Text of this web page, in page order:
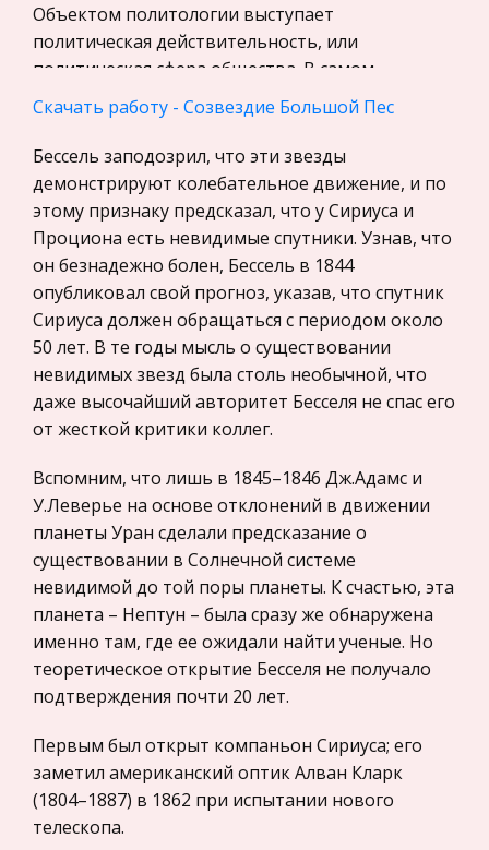
Культурология
Экологическое право
Физкультура и Спорт, Здоровье
История отечественного государства и
права
Микроэкономика, экономика предприятия,
предпринимательство
Нероссийское законодательство
Международные экономические и валютно-
кредитные отношения
Политология, Политистория
Биржевое дело
Медицина
Пищевые продукты
Конституционное (государственное) право
зарубежных стран
Государственное регулирование, Таможня,
Налоги
Транспорт
Жилищное право
Гражданское право
Гражданское процессуальное право
Объектом политологии выступает
политическая действительность, или
политическая сфера общества. В самом
широком смысле слова политическая сфера есть
область общественных отношений, связанная с
взаимоде
Формирование культурологии как
дисциплинарной науки о культуре
Культурология должна сориентировать
слушателя, помочь ему войти в интересный и
сложный мир культуры, так сказать,
предоставить ему «ключи» и «путеводитель»
для путешествия в этом мире. Однако недоста
Австралия и Океания
занимающее ма терик Австралия, остров
Тасмания и множество мелких островов. Это
федеральное государство в составе
Содружества, возглавляемого Вели кобрита
Социальная работа за рубежом и ее
последствия
Однако относятся к ним преимущественно так
называемые «меньшинства» - национальные,
расовые или сексуальные. Результатом
подобной работы стал тот факт, что наиболее
бесправным человеком в американско
Земля
Скачать работу - Созвездие Большой Пес
Бессель заподозрил, что эти звезды
демонстрируют колебательное движение, и по
этому признаку предсказал, что у Сириуса и
Проциона есть невидимые спутники. Узнав, что
он безнадежно болен, Бессель в 1844
опубликовал свой прогноз, указав, что спутник
Сириуса должен обращаться с периодом около
50 лет. В те годы мысль о существовании
невидимых звезд была столь необычной, что
даже высочайший авторитет Бесселя не спас его
от жесткой критики коллег.
Вспомним, что лишь в 1845–1846 Дж.Адамс и
У.Леверье на основе отклонений в движении
планеты Уран сделали предсказание о
существовании в Солнечной системе
невидимой до той поры планеты. К счастью, эта
планета – Нептун – была сразу же обнаружена
именно там, где ее ожидали найти ученые. Но
теоретическое открытие Бесселя не получало
подтверждения почти 20 лет.
Первым был открыт компаньон Сириуса; его
заметил американский оптик Алван Кларк
(1804–1887) в 1862 при испытании нового
телескопа.